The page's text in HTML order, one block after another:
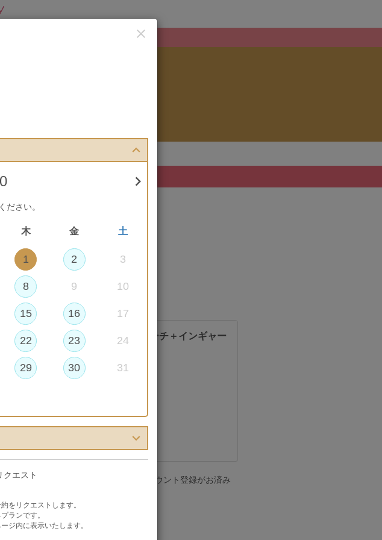
いません
】アラマンダチャペル＋ビーチ＋インギャー
ホテル宿泊)※出発前レンタル
を、アカウント登録済みの方は「アカウント登録がお済み


ださい。
木 金 土
1 2 3
8 9 10
15 16 17
22 23 24
29 30 31
クエスト
をリクエストします。
ランです。
ジ内に表示いたします。